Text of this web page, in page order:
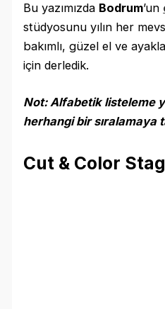
Bu yazımızda Bodrum’un
stüdyosunu yılın her
bakımlı, güzel el ve
için derledik.
Not: Alfabetik listeleme
herhangi bir sıralamaya
Cut & Color